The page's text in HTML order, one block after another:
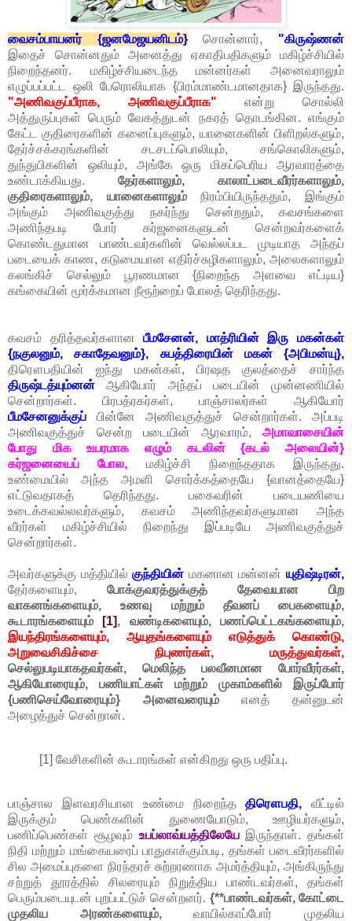
வைசம்பாயனர் {ஜனமேஜயனிடம்}சொன்னார், "கிருஷ்ணன்
இதைச் சொன்னதும் அனைத்து ஏகாதிபதிகளும் மகிழ்ச்சியில்
நிறைந்தனர். மகிழ்ச்சியடைந்த மன்னர்கள் அனைவராலும்
எழுப்பப்பட்ட ஒலி பேரொலியாக {பிரம்மாண்டமானதாக} இருந்தது.
"அணிவகுப்பீராக, அணிவகுப்பீராக" என்று சொல்லி
அத்துருப்புகள் பெரும் வேகத்துடன் நகரத் தொடங்கின. எங்கும்
கேட்ட குதிரைகளின் கனைப்புகளும், யானைகளின் பிளிறல்களும்,
தேர்ச்சக்கரங்களின் சடசடப்பொலியும், சங்கொலிகளும்,
துந்துபிகளின் ஒலியும், அங்கே ஒரு மிகப்பெரிய ஆரவாரத்தை
உண்டாக்கியது. தேர்களாலும், காலாட்படைவீரர்களாலும்,
குதிரைகளாலும், யானைகளாலும்நிரம்பியிருந்ததும், இங்கும்
அங்கும் அணிவகுத்து நகர்ந்து சென்றதும், கவசங்களை
அணிந்தபடி போர் கர்ஜனைகளுடன் சென்றவர்களைக்
கொண்டதுமான பாண்டவர்களின் வெல்லப்பட முடியாத அந்தப்
படையைக் காண, கடுமையான எதிர்ச்சுழிகளாலும், அலைகளாலும்
கலங்கிச் செல்லும் பூரணமான {நிறைந்த அளவை எட்டிய}
கங்கையின் மூர்க்கமான நீரூற்றைப் போலத் தெரிந்தது.
கவசம் தரித்தவர்களானபீமசேனன், மாத்ரியின் இரு மகன்கள்
{நகுலனும், சகாதேவனும்}, சுபத்திரையின் மகன் {அபிமன்யு},
திரௌபதியின் ஐந்து மகன்கள், பிரஷத குலத்தைச் சார்ந்த
திருஷ்டத்யும்னன் ஆகியோர் அந்தப் படையின் முன்னணியில்
சென்றார்கள். பிரபத்ரகர்கள், பாஞ்சாலர்கள் ஆகியோர்
பீமசேனனுக்குப் பின்னே அணிவகுத்துச் சென்றார்கள். அப்படி
அணிவகுத்துச் சென்ற படையின் ஆரவாரம், அமாவாசையின்
போது மிக உயரமாக எழும் கடலின் {கடல் அலையின்}
கர்ஜனையைப் போல, மகிழ்ச்சி நிறைந்ததாக இருந்தது.
உண்மையில் அந்த அமளி சொர்க்கத்தையே {வானத்தையே}
எட்டுவதாகத் தெரிந்தது. பகைவரின் படையணியை
உடைக்கவல்லவர்களும், கவசம் அணிந்தவர்களுமான அந்த
வீரர்கள் மகிழ்ச்சியில் நிறைந்து இப்படியே அணிவகுத்துச்
சென்றார்கள்.
அவர்களுக்கு மத்தியில்குந்தியின் மகனான மன்னன்யுதிஷ்டிரன்,
தேர்களையும், போக்குவரத்துக்குத் தேவையான பிற
வாகனங்களையும், உணவு மற்றும் தீவனப் பைகளையும்,
கூடாரங்களையும் [1], வண்டிகளையும், பணப்பெட்டகங்களையும்,
இயந்திரங்களையும், ஆயுதங்களையும் எடுத்துக் கொண்டு,
அறுவைசிகிச்சை நிபுணர்கள்,
மருத்துவர்கள்,
செல்லுபடியாகதவர்கள், மெலிந்த பலவீனமான போர்வீரர்கள்,
ஆகியோரையும், பணியாட்கள் மற்றும் முகாம்களில் இருப்போர்
{பணிசெய்வோரையும்} அனைவரையும்எனத் தன்னுடன்
அழைத்துச் சென்றான்.
[1] வேசிகளின் கூடாரங்கள் என்கிறது ஒரு பதிப்பு.
பாஞ்சால இளவரசியான உண்மை நிறைந்ததிரௌபதி, வீட்டில்
இருக்கும் பெண்களின் துணையோடும், ஊழியர்களும்,
பணிப்பெண்கள் சூழவும் உபப்லாவ்யத்திலேயேஇருந்தாள். தங்கள்
நிதி மற்றும் மங்கையரைப் பாதுகாக்கும்படி, தங்கள் படைவீரர்களில்
சில அமைப்புகளை நிரந்தரச் சுற்றரணாக அமர்த்தியும், அங்கிருந்து
சற்றுத் தூரத்தில் சிலரையும் நிறுத்திய பாண்டவர்கள், தங்கள்
பெரும்படையுடன் புறப்பட்டுச் சென்றனர். {**பாண்டவர்கள், கோட்டை
முதலிய அரண்களையும்,வாயில்காப்போர் முதலிய